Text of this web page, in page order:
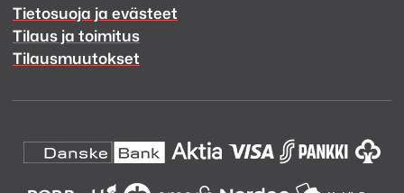
Tietosuoja ja evästeet
Tilaus ja toimitus
Tilausmuutokset